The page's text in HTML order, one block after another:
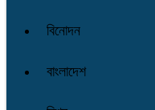
বিনোদন
বাংলাদেশ